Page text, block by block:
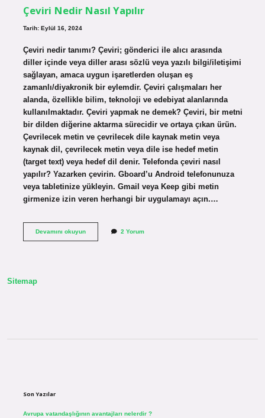
Çeviri Nedir Nasıl Yapılır
Tarih: Eylül 16, 2024
Çeviri nedir tanımı? Çeviri; gönderici ile alıcı arasında
diller içinde veya diller arası sözlü veya yazılı bilgi/iletişimi
sağlayan, amaca uygun işaretlerden oluşan eş
zamanlı/diyakronik bir eylemdir. Çeviri çalışmaları her
alanda, özellikle bilim, teknoloji ve edebiyat alanlarında
kullanılmaktadır. Çeviri yapmak ne demek? Çeviri, bir metni
bir dilden diğerine aktarma sürecidir ve ortaya çıkan ürün.
Çevrilecek metin ve çevrilecek dile kaynak metin veya
kaynak dil, çevrilecek metin veya dile ise hedef metin
(target text) veya hedef dil denir. Telefonda çeviri nasıl
yapılır? Yazarken çevirin. Gboard’u Android telefonunuza
veya tabletinize yükleyin. Gmail veya Keep gibi metin
girmenize izin veren herhangi bir uygulamayı açın.…
Devamını okuyunÇeviri
2 Yorum
Sitemap
Son Yazılar
Avrupa vatandaşlığının avantajları nelerdir ?